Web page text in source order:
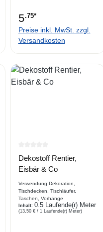
5.75*
Preise inkl. MwSt. zzgl.
Versandkosten
von 0 von 5 Sternen
Durchschnittliche
Dekostoff Rentier,
Eisbär & Co
Verwendung:Dekoration,
Tischdecken, Tischläufer,
Taschen, Vorhänge
Beschreibung: bedruckter
Baumwollstoff, sehr dekorativer
Inhalt: 0.5 Laufende(r) Meter
(13,50 € / 1 Laufende(r) Meter)